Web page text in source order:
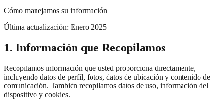
Cómo manejamos su información
Última actualización: Enero 2025
1. Información que Recopilamos
Recopilamos información que usted proporciona directamente,
incluyendo datos de perfil, fotos, datos de ubicación y contenido de
comunicación. También recopilamos datos de uso, información del
dispositivo y cookies.